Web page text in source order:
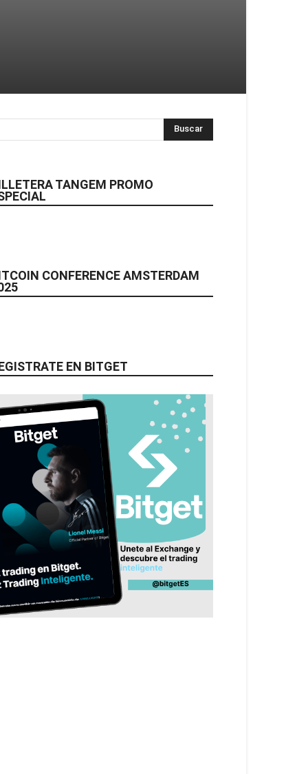
TANGEM PROMO
CONFERENCE AMSTERDAM
EN BITGET